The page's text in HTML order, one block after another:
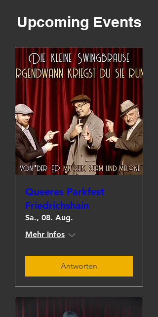
Upcoming Events
Queeres Parkfest
Friedrichshain
Sa., 08. Aug.
Mehr Infos
Antworten